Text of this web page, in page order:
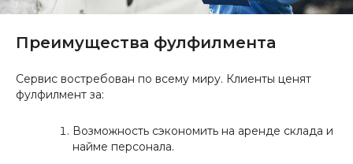
Преимущества фулфилмента
Сервис востребован по всему миру. Клиенты ценят
фулфилмент за:
Возможность сэкономить на аренде склада и
найме персонала.